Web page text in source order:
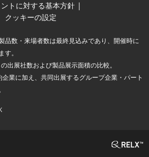
トに対する基本方針
クッキーの設定
品数・来場者数は最終見込みであり、開催時に
。
出展社数および製品展示面積の比較。
業に加え、共同出展するグループ企業・パート